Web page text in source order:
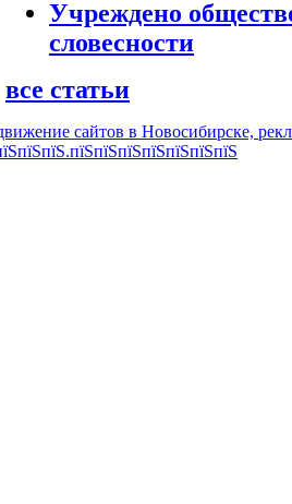
Учреждено
словесности
все статьи
сайтов в Новосибирске,